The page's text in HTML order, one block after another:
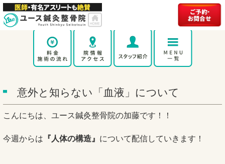
意外と知らない「血液」について
こんにちは、ユース鍼灸整骨院の加藤です！！
今週からは 『人体の構造』 について配信していきます！